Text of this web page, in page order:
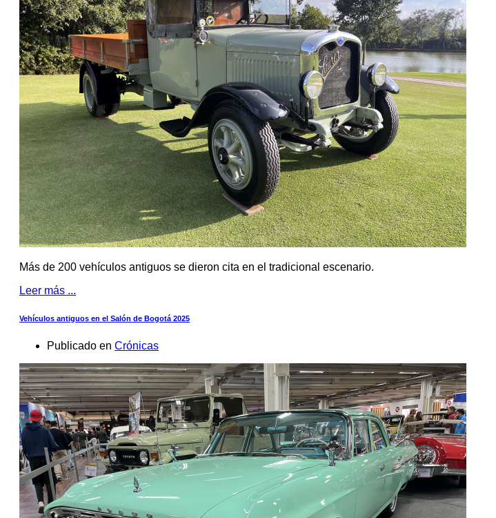
Más de 200 vehículos antiguos se dieron cita en el tradicional escenario.
Leer más ...
Vehículos antiguos en el Salón de Bogotá 2025
Publicado en Crónicas